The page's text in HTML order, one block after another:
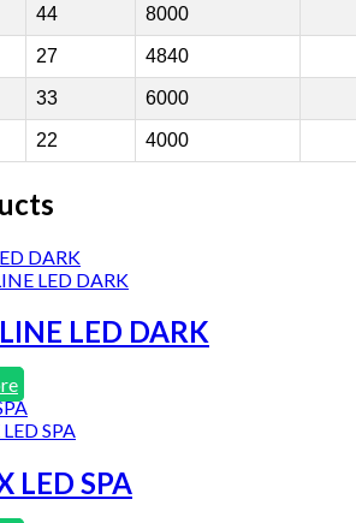
44 8000
27 4840
33 6000
22 4000
LED DARK
LED SPA